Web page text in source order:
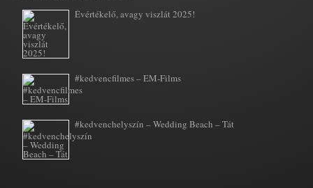
Évértékelő, avagy viszlát 2025!
#kedvencfilmes – EM-Films
#kedvenchelyszín – Wedding Beach – Tát